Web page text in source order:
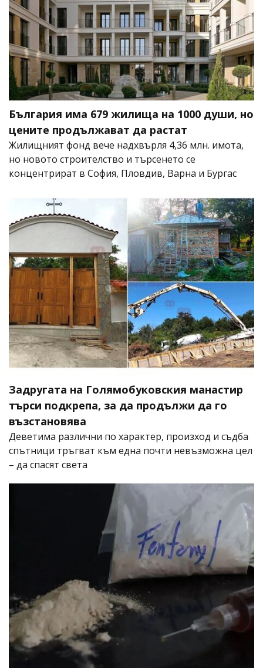
България има 679 жилища на 1000 души, но
цените продължават да растат
Жилищният фонд вече надхвърля 4,36 млн. имота,
но новото строителство и търсенето се
концентрират в София, Пловдив, Варна и Бургас
Задругата на Голямобуковския манастир
търси подкрепа, за да продължи да го
възстановява
Деветима различни по характер, произход и съдба
спътници тръгват към една почти невъзможна цел
– да спасят света